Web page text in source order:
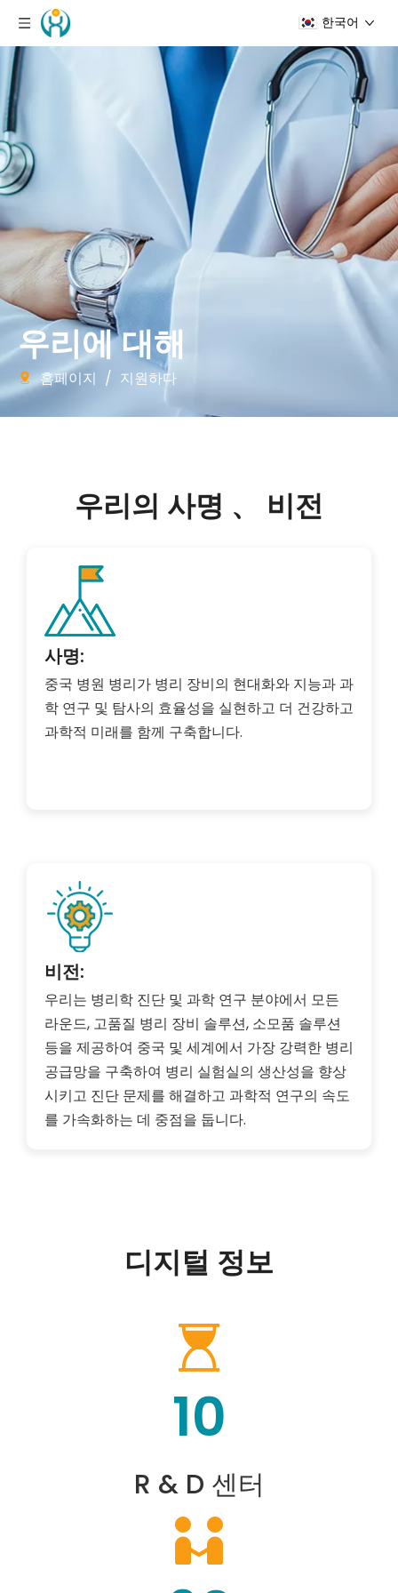
한국어
우리에 대해
홈페이지 / 지원하다
우리의 사명 、 비전
사명:
중국 병원 병리가 병리 장비의 현대화와 지능과 과
학 연구 및 탐사의 효율성을 실현하고 더 건강하고
과학적 미래를 함께 구축합니다.
비전:
우리는 병리학 진단 및 과학 연구 분야에서 모든
라운드, 고품질 병리 장비 솔루션, 소모품 솔루션
등을 제공하여 중국 및 세계에서 가장 강력한 병리
공급망을 구축하여 병리 실험실의 생산성을 향상
시키고 진단 문제를 해결하고 과학적 연구의 속도
를 가속화하는 데 중점을 둡니다.
디지털 정보
10
R & D 센터